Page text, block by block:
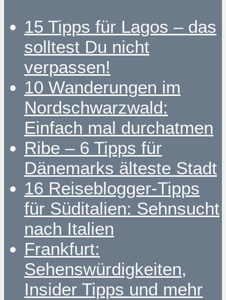
15 Tipps für Lagos – das
solltest Du nicht
verpassen!
10 Wanderungen im
Nordschwarzwald:
Einfach mal durchatmen
Ribe – 6 Tipps für
Dänemarks älteste Stadt
16 Reiseblogger-Tipps
für Süditalien: Sehnsucht
nach Italien
Frankfurt:
Sehenswürdigkeiten,
Insider Tipps und mehr